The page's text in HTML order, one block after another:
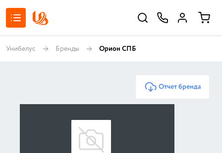
Унибелус Бренды Орион СПБ
Отчет бренда